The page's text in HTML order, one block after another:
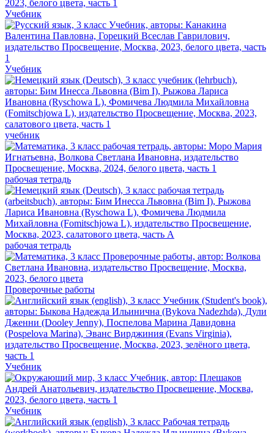
Учебник
Учебник
учебник
рабочая тетрадь
рабочая тетрадь
Проверочные работы
Учебник
Учебник